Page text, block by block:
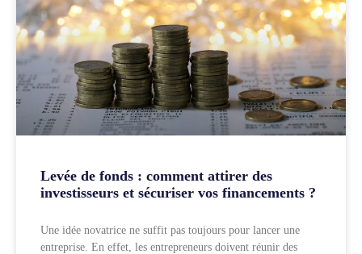
Levée de fonds : comment attirer des
investisseurs et sécuriser vos financements ?
Une idée novatrice ne suffit pas toujours pour lancer une
entreprise. En effet, les entrepreneurs doivent réunir des